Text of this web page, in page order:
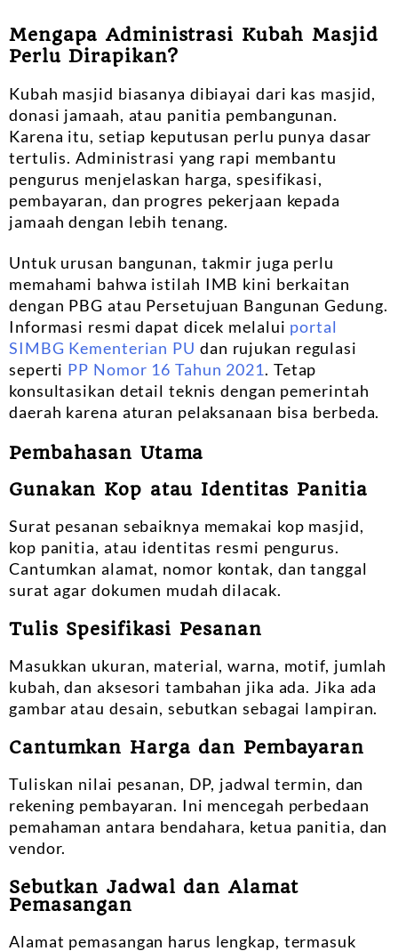
Mengapa Administrasi Kubah Masjid
Perlu Dirapikan?
Kubah masjid biasanya dibiayai dari kas masjid,
donasi jamaah, atau panitia pembangunan.
Karena itu, setiap keputusan perlu punya dasar
tertulis. Administrasi yang rapi membantu
pengurus menjelaskan harga, spesifikasi,
pembayaran, dan progres pekerjaan kepada
jamaah dengan lebih tenang.
Untuk urusan bangunan, takmir juga perlu
memahami bahwa istilah IMB kini berkaitan
dengan PBG atau Persetujuan Bangunan Gedung.
Informasi resmi dapat dicek melalui portal
SIMBG Kementerian PU dan rujukan regulasi
seperti PP Nomor 16 Tahun 2021. Tetap
konsultasikan detail teknis dengan pemerintah
daerah karena aturan pelaksanaan bisa berbeda.
Pembahasan Utama
Gunakan Kop atau Identitas Panitia
Surat pesanan sebaiknya memakai kop masjid,
kop panitia, atau identitas resmi pengurus.
Cantumkan alamat, nomor kontak, dan tanggal
surat agar dokumen mudah dilacak.
Tulis Spesifikasi Pesanan
Masukkan ukuran, material, warna, motif, jumlah
kubah, dan aksesori tambahan jika ada. Jika ada
gambar atau desain, sebutkan sebagai lampiran.
Cantumkan Harga dan Pembayaran
Tuliskan nilai pesanan, DP, jadwal termin, dan
rekening pembayaran. Ini mencegah perbedaan
pemahaman antara bendahara, ketua panitia, dan
vendor.
Sebutkan Jadwal dan Alamat
Pemasangan
Alamat pemasangan harus lengkap, termasuk